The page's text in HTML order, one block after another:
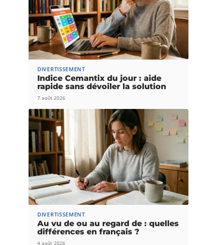
DIVERTISSEMENT
Indice Cemantix du jour : aide
rapide sans dévoiler la solution
7 août 2026
DIVERTISSEMENT
Au vu de ou au regard de : quelles
différences en français ?
4 août 2026